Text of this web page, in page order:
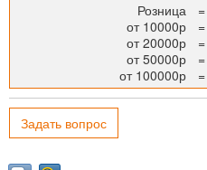
Розница
=
от 10000р
=
от 20000р
=
от 50000р
=
от 100000р
=
Задать вопрос